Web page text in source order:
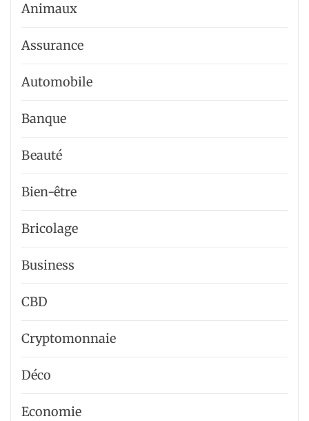
Animaux
Assurance
Automobile
Banque
Beauté
Bien-être
Bricolage
Business
CBD
Cryptomonnaie
Déco
Economie